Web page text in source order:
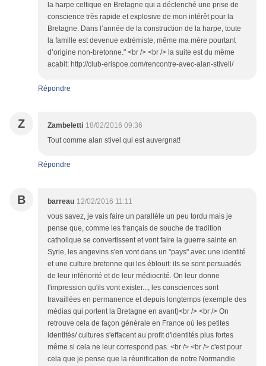
la harpe celtique en Bretagne qui a déclenché une prise de
conscience très rapide et explosive de mon intérêt pour la
Bretagne. Dans l’année de la construction de la harpe, toute
la famille est devenue extrémiste, même ma mère pourtant
d’origine non-bretonne." <br /> <br /> la suite est du même
acabit: http://club-erispoe.com/rencontre-avec-alan-stivell/
Répondre
Z Zambeletti 18/02/2016 09:36
Tout comme alan stivel qui est auvergnat!
Répondre
B barreau 12/02/2016 11:11
vous savez, je vais faire un parallèle un peu tordu mais je
pense que, comme les français de souche de tradition
catholique se convertissent et vont faire la guerre sainte en
Syrie, les angevins s'en vont dans un "pays" avec une identité
et une culture bretonne qui les éblouit: ils se sont persuadés
de leur infériorité et de leur médiocrité. On leur donne
l'impression qu'ils vont exister..., les consciences sont
travaillées en permanence et depuis longtemps (exemple des
médias qui portent la Bretagne en avant)<br /> <br /> On
retrouve cela de façon générale en France où les petites
identités/ cultures s'effacent au profit d'identités plus fortes
même si cela ne leur correspond pas. <br /> <br /> c'est pour
cela que je pense que la réunification de notre Normandie